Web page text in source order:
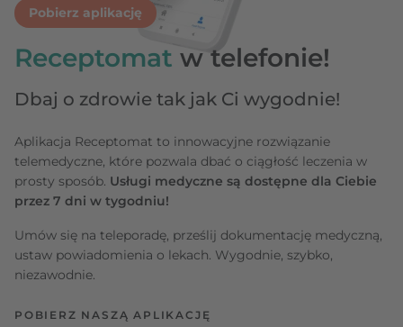
Pobierz aplikację
Receptomat w telefonie!
Dbaj o zdrowie tak jak Ci wygodnie!
Aplikacja Receptomat to innowacyjne rozwiązanie
telemedyczne, które pozwala dbać o ciągłość leczenia w
prosty sposób. Usługi medyczne są dostępne dla Ciebie
przez 7 dni w tygodniu!
Umów się na teleporadę, prześlij dokumentację medyczną,
ustaw powiadomienia o lekach. Wygodnie, szybko,
niezawodnie.
POBIERZ NASZĄ APLIKACJĘ